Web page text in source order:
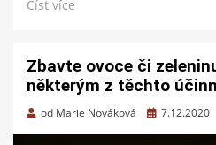
Číst více
Zbavte ovoce či
některým z těchto
od Marie Nováková
Zveřejněno
7.12.2020